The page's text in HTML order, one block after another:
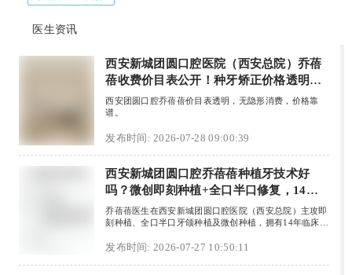
医生资讯
西安新城团圆口腔医院（西安总院）乔蓓
蓓收费价目表公开！种牙矫正价格透明，
建议收藏
西安团圆口腔乔蓓蓓价目表透明，无隐形消费，价格靠
谱。
发布时间: 2026-07-28 09:00:39
西安新城团圆口腔乔蓓蓓种植牙技术好
吗？微创即刻种植+全口半口修复，14年
经验实数稳
乔蓓蓓医生在西安新城团圆口腔医院（西安总院）主攻即
刻种植、全口半口牙颌种植及微创种植，拥有14年临床经
多或牙槽骨条件差的患者，能用较少种植体恢复整排功
发布时间: 2026-07-27 10:50:11